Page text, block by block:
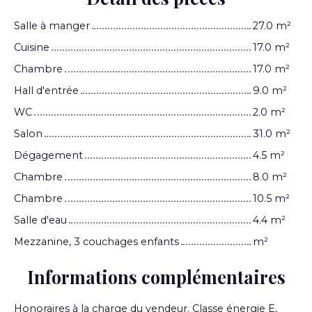
Salle à manger
27.0 m²
Cuisine
17.0 m²
Chambre
17.0 m²
Hall d'entrée
9.0 m²
WC
2.0 m²
Salon
31.0 m²
Dégagement
4.5 m²
Chambre
8.0 m²
Chambre
10.5 m²
Salle d'eau
4.4 m²
Mezzanine, 3 couchages enfants
m²
Informations complémentaires
Honoraires à la charge du vendeur. Classe énergie E,